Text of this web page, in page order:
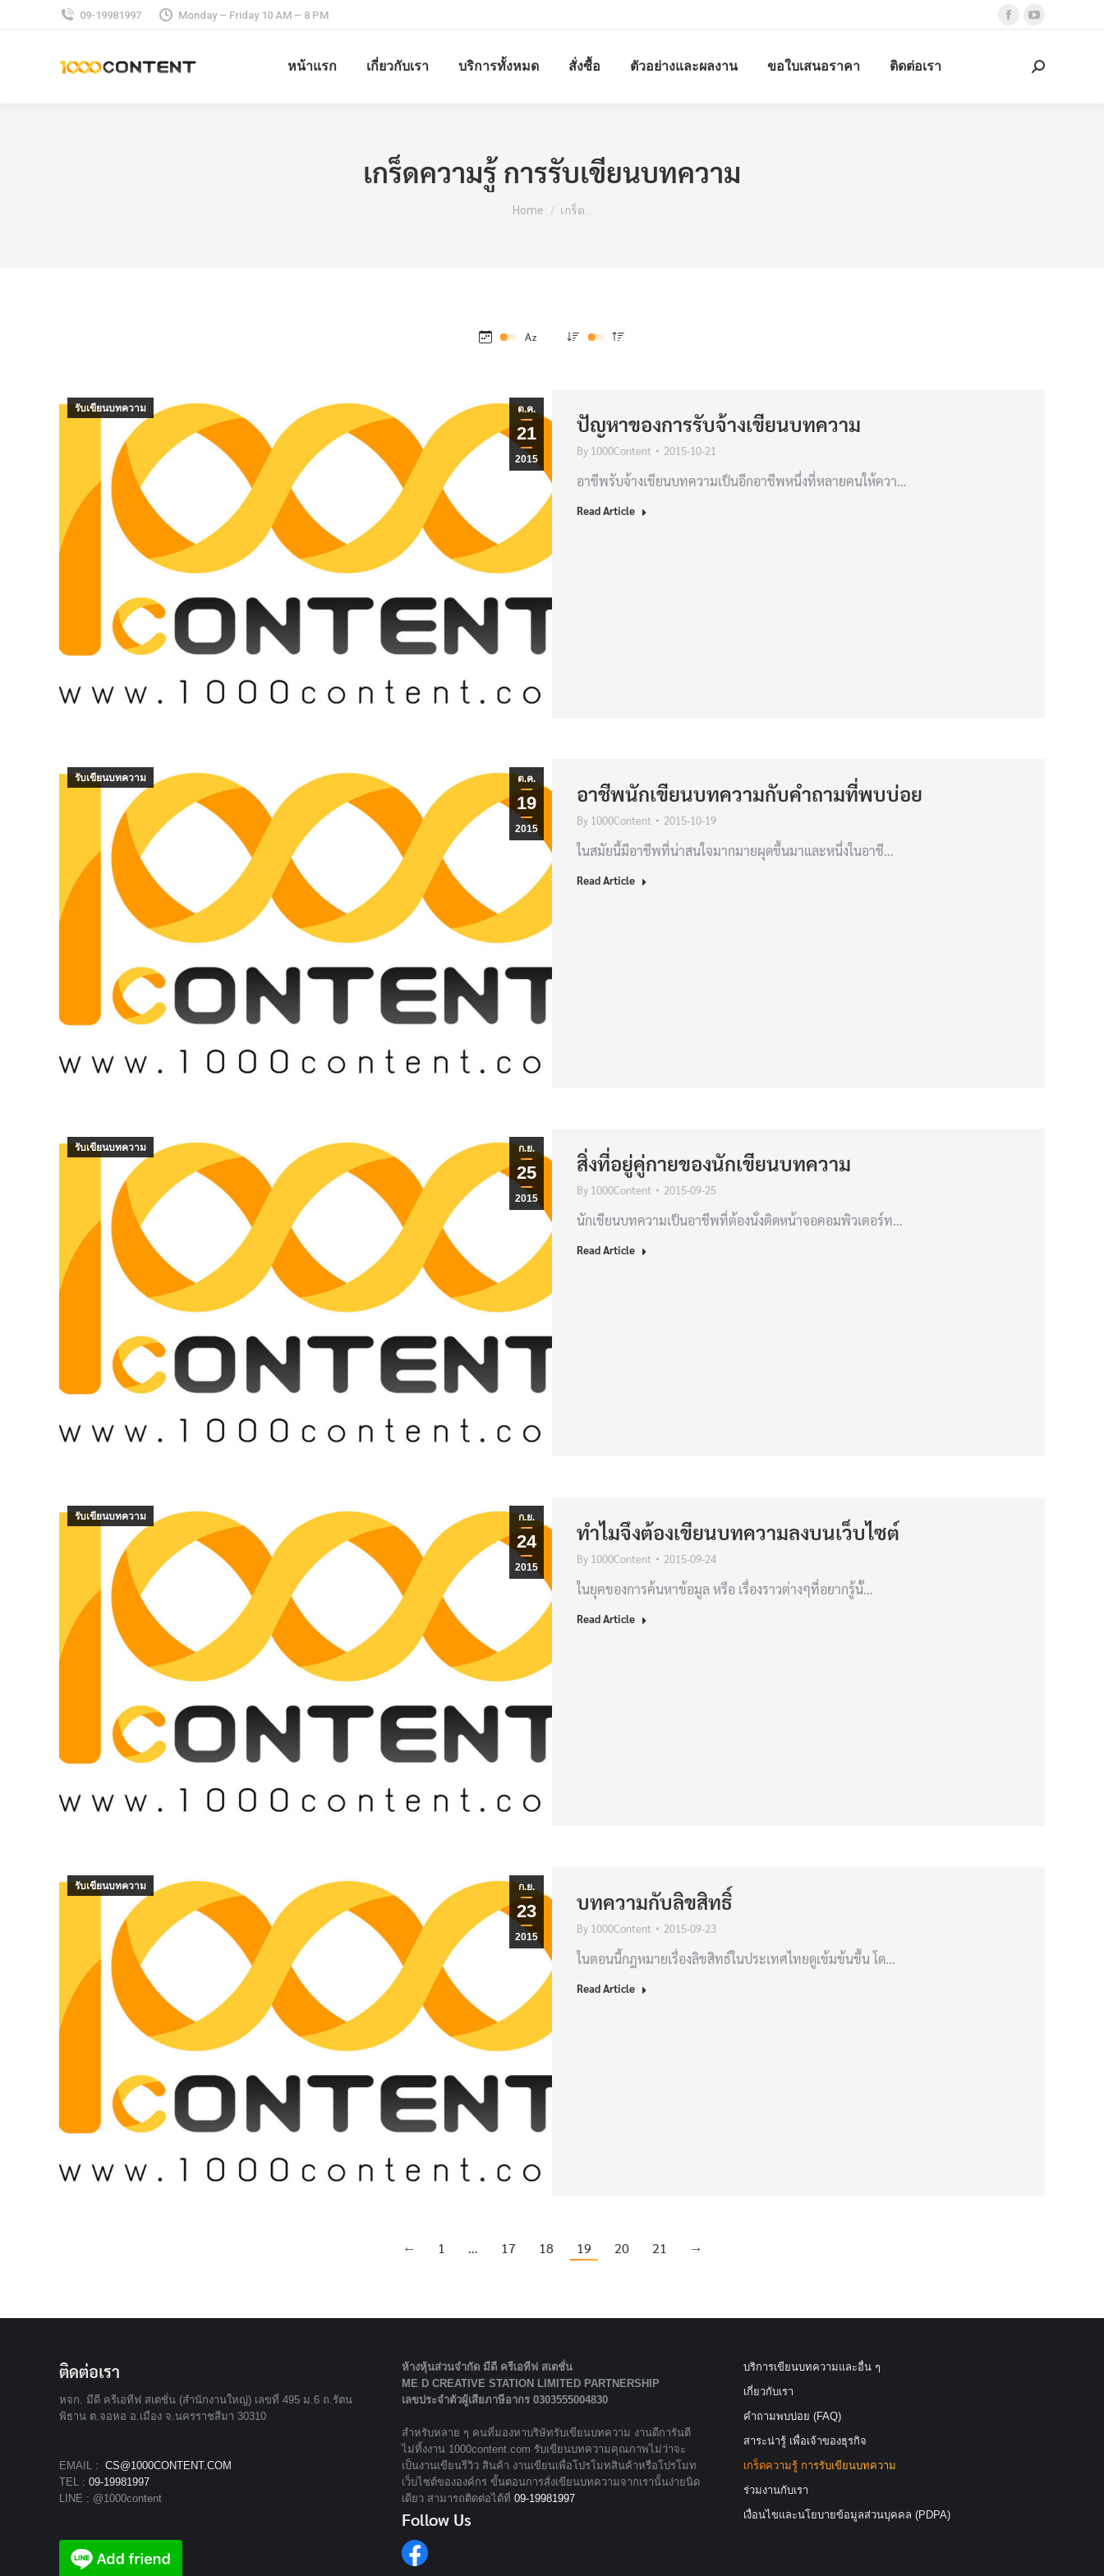
09-19981997 Monday – Friday 10 AM – 8 PM
Facebook
opens
YouTube
opens
หน้าแรก เกี่ยวกับเรา บริการทั้งหมด สั่งซื้อ ตัวอย่างและผลงาน ขอใบเสนอราคา ติดต่อเรา Search:
เกร็ดความรู้ การรับเขียนบทความ
You are here:
Home เกร็ด…
ต.ค.
21
2015
รับเขียนบทความ
ปัญหาของการรับจ้างเขียนบทความ
By 1000Content 2015-10-21
อาชีพรับจ้างเขียนบทความเป็นอีกอาชีพหนึ่งที่หลายคนให้ควา…
Read Article
ต.ค.
19
2015
รับเขียนบทความ
อาชีพนักเขียนบทความกับคำถามที่พบบ่อย
By 1000Content 2015-10-19
ในสมัยนี้มีอาชีพที่น่าสนใจมากมายผุดขึ้นมาและหนึ่งในอาชี…
Read Article
ก.ย.
25
2015
รับเขียนบทความ
สิ่งที่อยู่คู่กายของนักเขียนบทความ
By 1000Content 2015-09-25
นักเขียนบทความเป็นอาชีพที่ต้องนั่งติดหน้าจอคอมพิวเตอร์ท…
Read Article
ก.ย.
24
2015
รับเขียนบทความ
ทำไมจึงต้องเขียนบทความลงบนเว็บไซต์
By 1000Content 2015-09-24
ในยุคของการค้นหาข้อมูล หรือ เรื่องราวต่างๆที่อยากรู้นั้…
Read Article
ก.ย.
23
2015
รับเขียนบทความ
บทความกับลิขสิทธิ์
By 1000Content 2015-09-23
ในตอนนี้กฎหมายเรื่องลิขสิทธ์ในประเทศไทยดูเข้มข้นขึ้น โด…
Read Article
← 1 … 17 18 19 20 21 →
ติดต่อเรา
หจก. มีดี ครีเอทีฟ สเตชั่น (สำนักงานใหญ่) เลขที่ 495 ม.6 ถ.รัตน
พิธาน ต.จอหอ อ.เมือง จ.นครราชสีมา 30310
EMAIL : CS@1000CONTENT.COM
TEL : 09-19981997
LINE : @1000content
ห้างหุ้นส่วนจํากัด มีดี ครีเอทีฟ สเตชั่น
ME D CREATIVE STATION LIMITED PARTNERSHIP
เลขประจำตัวผู้เสียภาษีอากร 0303555004830
สำหรับหลาย ๆ คนที่มองหาบริษัทรับเขียนบทความ งานดีการันตี
ไม่ทิ้งงาน 1000content.com รับเขียนบทความคุณภาพไม่ว่าจะ
เป็นงานเขียนรีวิว สินค้า งานเขียนเพื่อโปรโมทสินค้าหรือโปรโมท
เว็บไซต์ขององค์กร ขั้นตอนการสั่งเขียนบทความจากเรานั้นง่ายนิด
เดียว สามารถติดต่อได้ที่ 09-19981997
Follow Us
บริการเขียนบทความและอื่น ๆ
เกี่ยวกับเรา
คำถามพบบ่อย (FAQ)
สาระน่ารู้ เพื่อเจ้าของธุรกิจ
เกร็ดความรู้ การรับเขียนบทความ
ร่วมงานกับเรา
เงื่อนไขและนโยบายข้อมูลส่วนบุคคล (PDPA)